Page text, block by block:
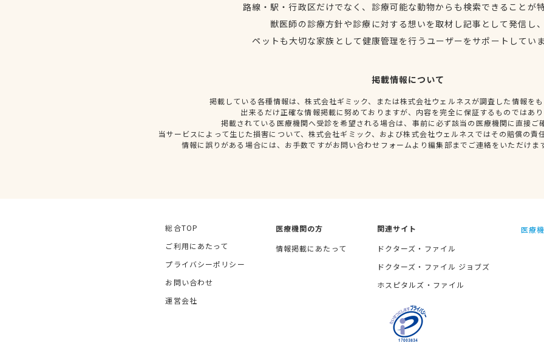
路線・駅・行政区だけでなく、診療可能な動物からも検索できることが
獣医師の診療方針や診療に対する想いを取材し記事として発信し
ペットも大切な家族として健康管理を行うユーザーをサポートしてい
掲載情報について
掲載している各種情報は、株式会社ギミック、または株式会社ウェルネスが調査した情報を
出来るだけ正確な情報掲載に努めておりますが、内容を完全に保証するものではあ
掲載されている医療機関へ受診を希望される場合は、事前に必ず該当の医療機関に直接ご
当サービスによって生じた損害について、株式会社ギミック、および株式会社ウェルネスではその賠償の責
情報に誤りがある場合には、お手数ですがお問い合わせフォームより編集部までご連絡をいただけま
総合TOP
ご利用にあたって
プライバシーポリシー
お問い合わせ
運営会社
医療機関の方
情報掲載にあたって
関連サイト
ドクターズ・ファイル
ドクターズ・ファイル ジョブズ
ホスピタルズ・ファイル
医療